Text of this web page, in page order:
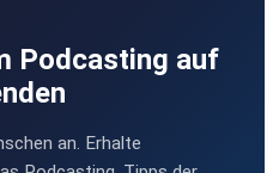
Podcasting auf
an. Erhalte